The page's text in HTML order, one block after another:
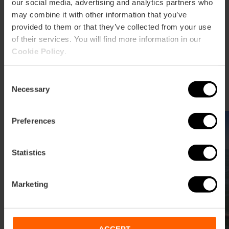
our social media, advertising and analytics partners who
may combine it with other information that you’ve
provided to them or that they’ve collected from your use
of their services. You will find more information in our
Cookie Policy
Selection
Necessary
Preferences
Statistics
Marketing
Planifiez votre voyage à Valencia
Découvrez le meilleur climat, les horaires locaux et
des conseils pratiques pour vous déplacer comme
pour votre escapade à Valence.